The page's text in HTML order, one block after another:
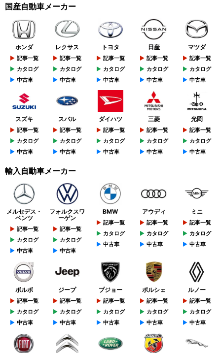
国産自動車メーカー
ホンダ
記事一覧
カタログ
中古車
レクサス
記事一覧
カタログ
中古車
トヨタ
記事一覧
カタログ
中古車
日産
記事一覧
カタログ
中古車
マツダ
記事一覧
カタログ
中古車
スズキ
記事一覧
カタログ
中古車
スバル
記事一覧
カタログ
中古車
ダイハツ
記事一覧
カタログ
中古車
三菱
記事一覧
カタログ
中古車
光岡
記事一覧
カタログ
中古車
輸入自動車メーカー
メルセデス・
ベンツ
記事一覧
カタログ
中古車
フォルクスワ
ーゲン
記事一覧
カタログ
中古車
BMW
記事一覧
カタログ
中古車
アウディ
記事一覧
カタログ
中古車
ミニ
記事一覧
カタログ
中古車
ボルボ
記事一覧
カタログ
中古車
ジープ
記事一覧
カタログ
中古車
プジョー
記事一覧
カタログ
中古車
ポルシェ
記事一覧
カタログ
中古車
ルノー
記事一覧
カタログ
中古車